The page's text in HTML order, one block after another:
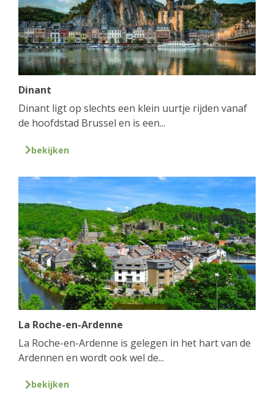
Dinant
Dinant ligt op slechts een klein uurtje rijden vanaf
de hoofdstad Brussel en is een...
bekijken
La Roche-en-Ardenne
La Roche-en-Ardenne is gelegen in het hart van de
Ardennen en wordt ook wel de...
bekijken